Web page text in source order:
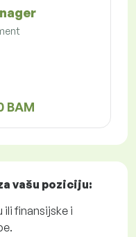
BAM
vašu poziciju:
ili finansijske i